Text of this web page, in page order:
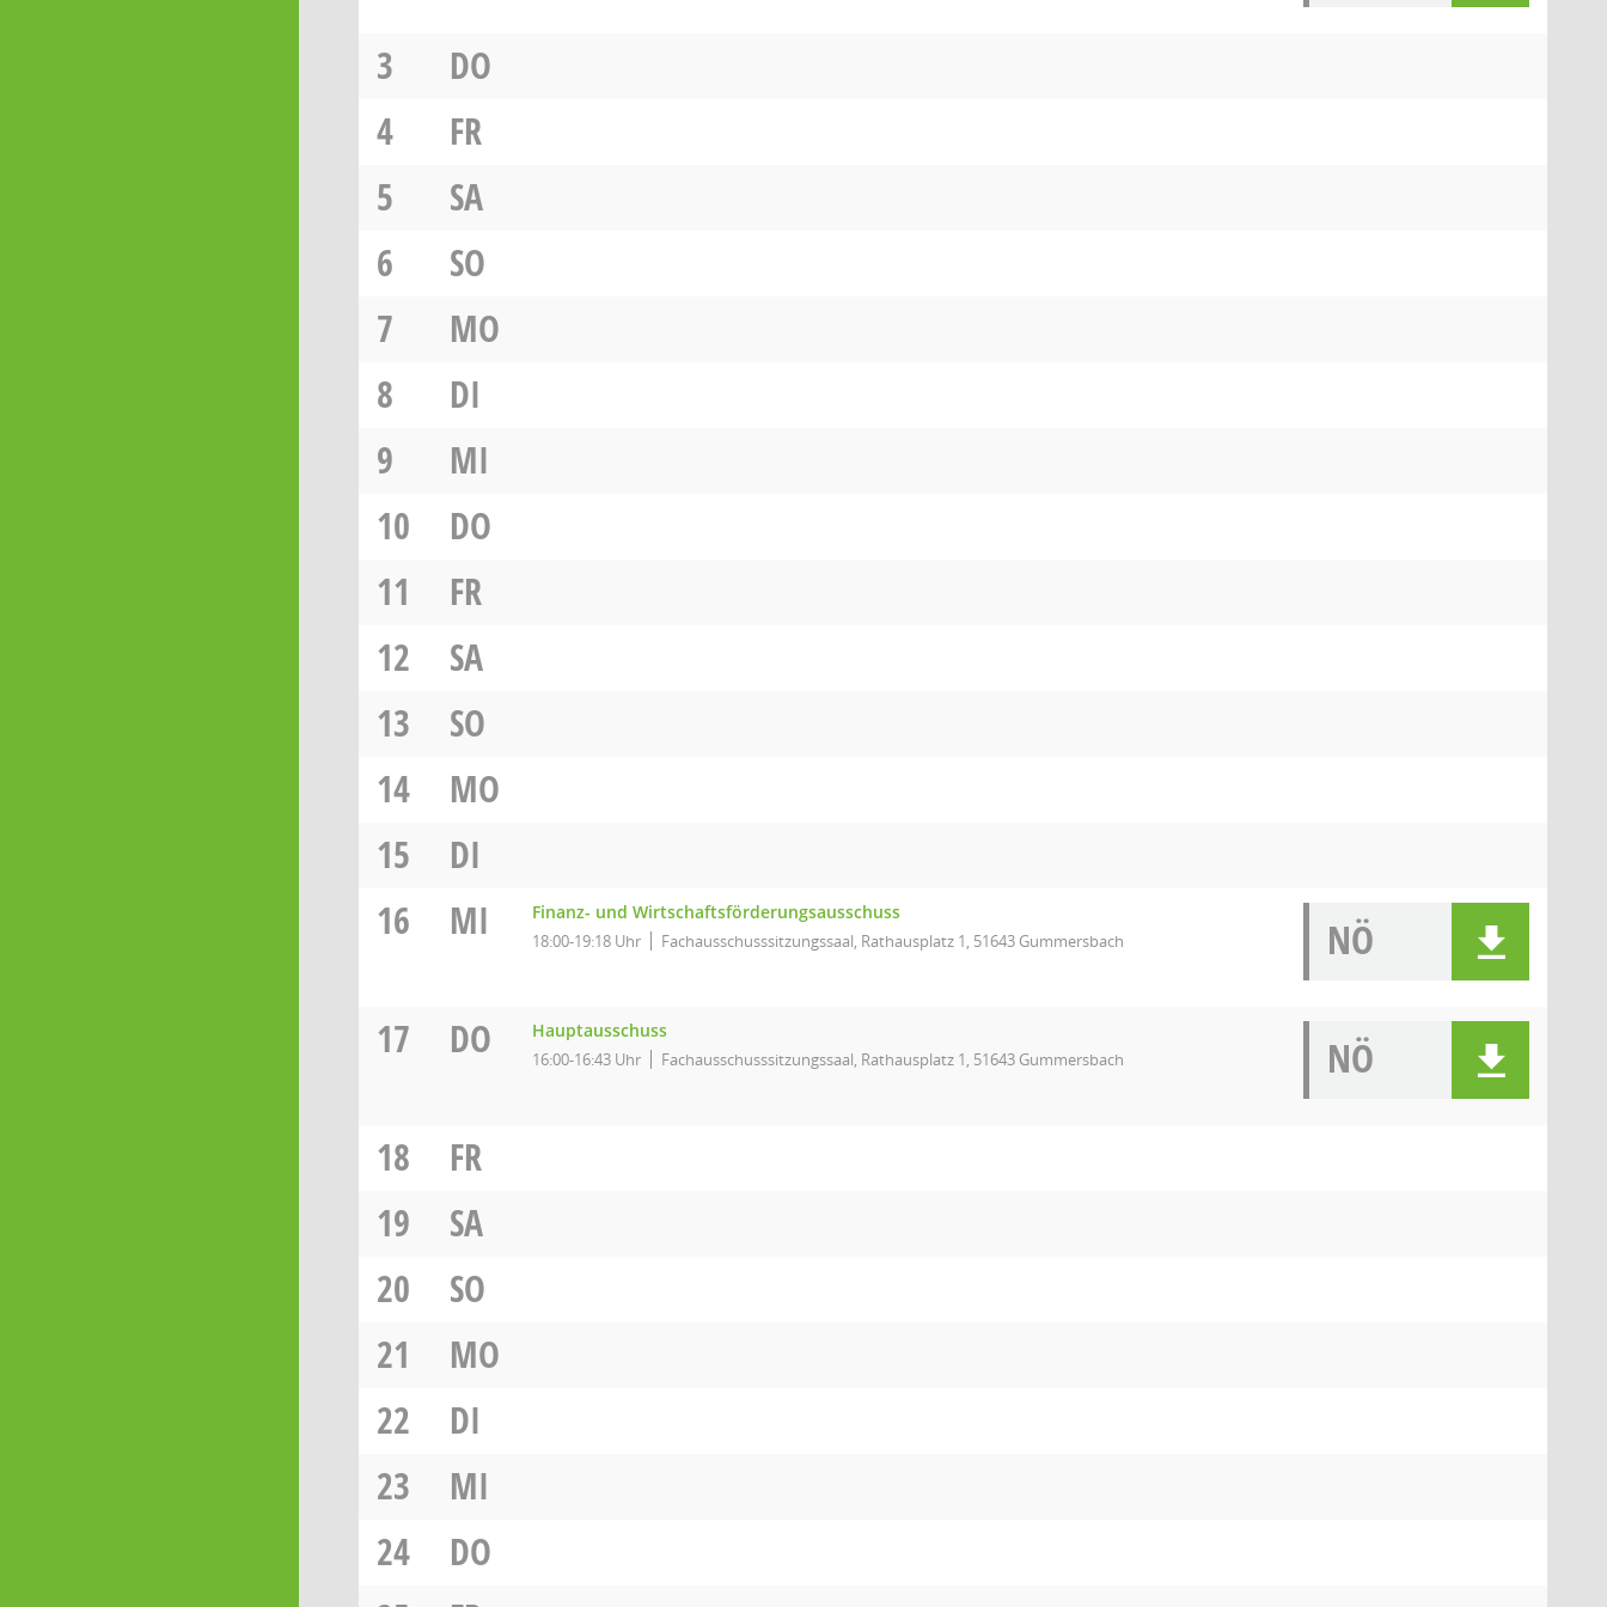
3
DO
4
FR
5
SA
6
SO
7
MO
8
DI
9
MI
10
DO
11
FR
12
SA
13
SO
14
MO
15
DI
16
MI Finanz- und Wirtschaftsförderungsausschuss
18:00-19:18 Uhr Fachausschusssitzungssaal, Rathausplatz 1, 51643 Gummersbach NÖ
17 DO Hauptausschuss
16:00-16:43 Uhr Fachausschusssitzungssaal, Rathausplatz 1, 51643 Gummersbach NÖ
18
FR
19
SA
20
SO
21
MO
22
DI
23
MI
24
DO